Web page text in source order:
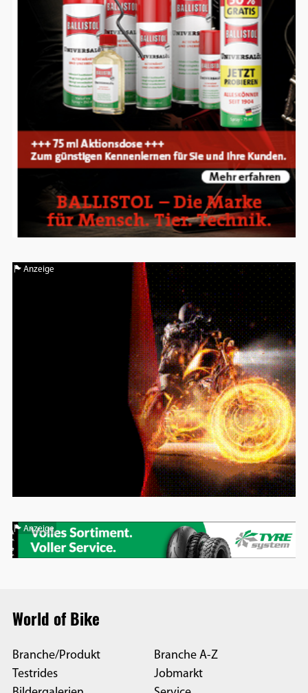
Anzeige
Anzeige
World of Bike
Branche/Produkt
Testrides
Branche A-Z
Jobmarkt